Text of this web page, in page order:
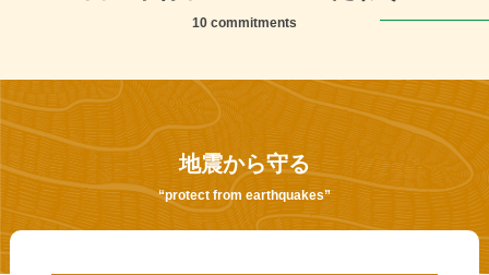
10 commitments
地震から守る
“protect from earthquakes”